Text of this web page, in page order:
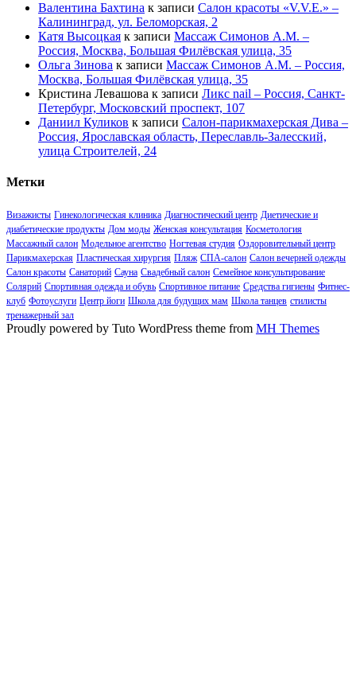
Валентина Бахтина к записи Салон красоты «V.V.E.» –
Калининград, ул. Беломорская, 2
Катя Высоцкая к записи Массаж Симонов А.М. –
Россия, Москва, Большая Филёвская улица, 35
Ольга Зинова к записи Массаж Симонов А.М. – Россия,
Москва, Большая Филёвская улица, 35
Кристина Левашова к записи Ликс nail – Россия, Санкт-
Петербург, Московский проспект, 107
Даниил Куликов к записи Салон-парикмахерская Дива –
Россия, Ярославская область, Переславль-Залесский,
улица Строителей, 24
Метки
Визажисты Гинекологическая клиника Диагностический центр Диетические и
диабетические продукты Дом моды Женская консультация Косметология
Массажный салон Модельное агентство Ногтевая студия Оздоровительный центр
Парикмахерская Пластическая хирургия Пляж СПА-салон Салон вечерней одежды
Салон красоты Санаторий Сауна Свадебный салон Семейное консультирование
Солярий Спортивная одежда и обувь Спортивное питание Средства гигиены Фитнес-
клуб Фотоуслуги Центр йоги Школа для будущих мам Школа танцев стилисты
тренажерный зал
Proudly powered by Tuto WordPress theme from MH Themes